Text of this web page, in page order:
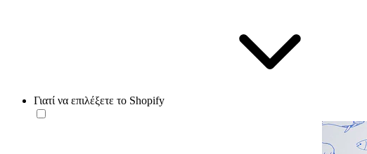
Γιατί να επιλέξετε το Shopify